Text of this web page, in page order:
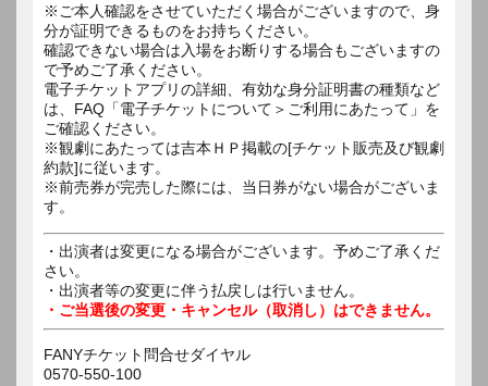
※ご本人確認をさせていただく場合がございますので、身
分が証明できるものをお持ちください。
確認できない場合は入場をお断りする場合もございますの
で予めご了承ください。
電子チケットアプリの詳細、有効な身分証明書の種類など
は、FAQ「電子チケットについて＞ご利用にあたって」を
ご確認ください。
※観劇にあたっては吉本ＨＰ掲載の[チケット販売及び観劇
約款]に従います。
※前売券が完売した際には、当日券がない場合がございま
す。
・出演者は変更になる場合がございます。予めご了承くだ
さい。
・出演者等の変更に伴う払戻しは行いません。
・ご当選後の変更・キャンセル（取消し）はできません。
FANYチケット問合せダイヤル
0570-550-100